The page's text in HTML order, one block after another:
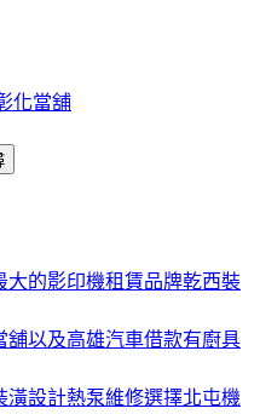
化當舖
的影印機租賃品牌乾西裝
以及高雄汽車借款有廚具
設計熱泵維修選擇北屯機